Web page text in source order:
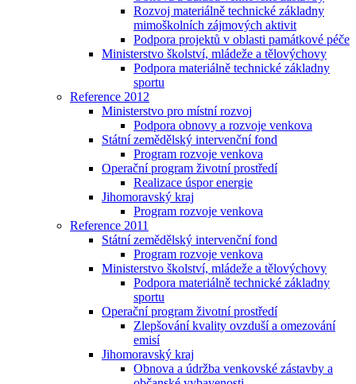
Rozvoj materiálně technické základny
mimoškolních zájmových aktivit
Podpora projektů v oblasti památkové péče
Ministerstvo školství, mládeže a tělovýchovy
Podpora materiálně technické základny
sportu
Reference 2012
Ministerstvo pro místní rozvoj
Podpora obnovy a rozvoje venkova
Státní zemědělský intervenční fond
Program rozvoje venkova
Operační program životní prostředí
Realizace úspor energie
Jihomoravský kraj
Program rozvoje venkova
Reference 2011
Státní zemědělský intervenční fond
Program rozvoje venkova
Ministerstvo školství, mládeže a tělovýchovy
Podpora materiálně technické základny
sportu
Operační program životní prostředí
Zlepšování kvality ovzduší a omezování
emisí
Jihomoravský kraj
Obnova a údržba venkovské zástavby a